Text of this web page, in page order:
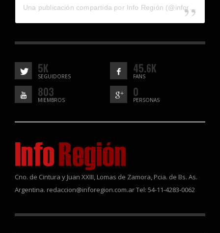
Una publicación compartida por Info Región (@inforegion_redes)
5K
SEGUIDORES
45.6K
FANS
803
MIEMBROS
0
PERSONAS
Cno. de Cintura y Juan XXIII, Lomas de Zamora, Pcia. de Bs. As.
Argentina. redaccion@inforegion.com.ar Tel: 54-11-4283-0062